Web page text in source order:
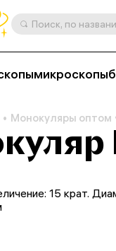
микроскопы
Монокуляры оптом
15 крат.